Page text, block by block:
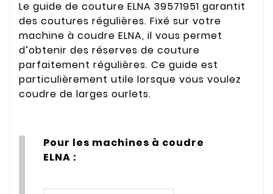
Le guide de couture ELNA 39571951 garantit
des coutures régulières. Fixé sur votre
machine à coudre ELNA, il vous permet
d’obtenir des réserves de couture
parfaitement régulières. Ce guide est
particulièrement utile lorsque vous voulez
coudre de larges ourlets.
Pour les machines à coudre
ELNA :